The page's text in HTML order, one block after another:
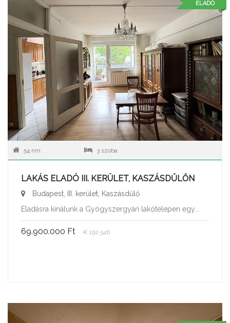
ELADÓ
54 nm 3 szoba
LAKÁS ELADÓ III. KERÜLET, KASZÁSDŰLŐN
Budapest, III. kerület, Kaszásdűlő
Eladásra kínálunk a Gyógyszergyári lakótelepen egy...
69.900.000 Ft € 192.546